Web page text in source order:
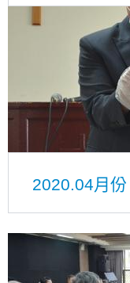
2020.04月份